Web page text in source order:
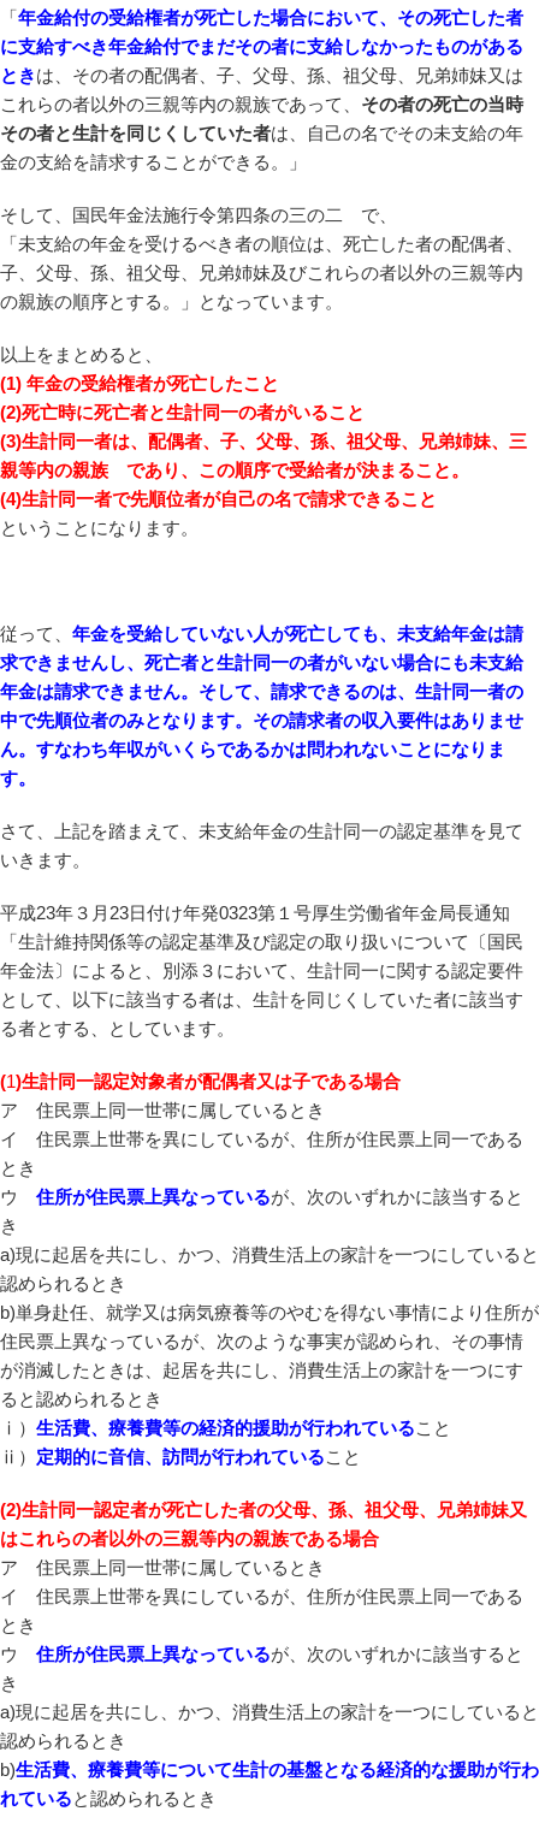
「年金給付の受給権者が死亡した場合において、その死亡した者
に支給すべき年金給付でまだその者に支給しなかったものがある
ときは、その者の配偶者、子、父母、孫、祖父母、兄弟姉妹又は
これらの者以外の三親等内の親族であって、 その者の死亡の当時
その者と生計を同じくしていた者は、自己の名でその未支給の年
金の支給を請求することができる。」
そして、国民年金法施行令第四条の三の二 で、
「未支給の年金を受けるべき者の順位は、死亡した者の配偶者、
子、父母、孫、祖父母、兄弟姉妹及びこれらの者以外の三親等内
の親族の順序とする。」となっています。
以上をまとめると、
(1) 年金の受給権者が死亡したこと
(2)死亡時に死亡者と生計同一の者がいること
(3)生計同一者は、配偶者、子、父母、孫、祖父母、兄弟姉妹、三
親等内の親族 であり、この順序で受給者が決まること。
(4)生計同一者で先順位者が自己の名で請求できること
ということになります。
従って、 年金を受給していない人が死亡しても、未支給年金は請
求できませんし、死亡者と生計同一の者がいない場合にも未支給
年金は請求できません。そして、請求できるのは、生計同一者の
中で先順位者のみとなります。その請求者の収入要件はありませ
ん。すなわち年収がいくらであるかは問われないことになりま
す。
さて、上記を踏まえて、未支給年金の生計同一の認定基準を見て
いきます。
平成23年３月23日付け年発0323第１号厚生労働省年金局長通知
「生計維持関係等の認定基準及び認定の取り扱いについて〔国民
年金法〕によると、別添３において、生計同一に関する認定要件
として、以下に該当する者は、生計を同じくしていた者に該当す
る者とする、としています。
(1)生計同一認定対象者が配偶者又は子である場合
ア 住民票上同一世帯に属しているとき
イ 住民票上世帯を異にしているが、住所が住民票上同一である
とき
ウ 住所が住民票上異なっているが、次のいずれかに該当すると
き
a)現に起居を共にし、かつ、消費生活上の家計を一つにしていると
認められるとき
b)単身赴任、就学又は病気療養等のやむを得ない事情により住所が
住民票上異なっているが、次のような事実が認められ、その事情
が消滅したときは、起居を共にし、消費生活上の家計を一つにす
ると認められるとき
ⅰ） 生活費、療養費等の経済的援助が行われていること
ⅱ） 定期的に音信、訪問が行われていること
(2)生計同一認定者が死亡した者の父母、孫、祖父母、兄弟姉妹又
はこれらの者以外の三親等内の親族である場合
ア 住民票上同一世帯に属しているとき
イ 住民票上世帯を異にしているが、住所が住民票上同一である
とき
ウ 住所が住民票上異なっているが、次のいずれかに該当すると
き
a)現に起居を共にし、かつ、消費生活上の家計を一つにしていると
認められるとき
b)生活費、療養費等について生計の基盤となる経済的な援助が行わ
れていると認められるとき